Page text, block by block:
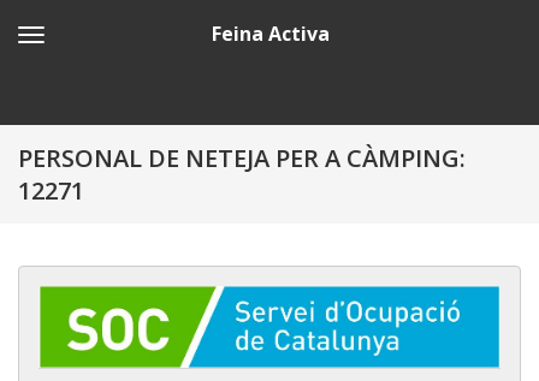
Feina Activa
PERSONAL DE NETEJA PER A CÀMPING:
12271